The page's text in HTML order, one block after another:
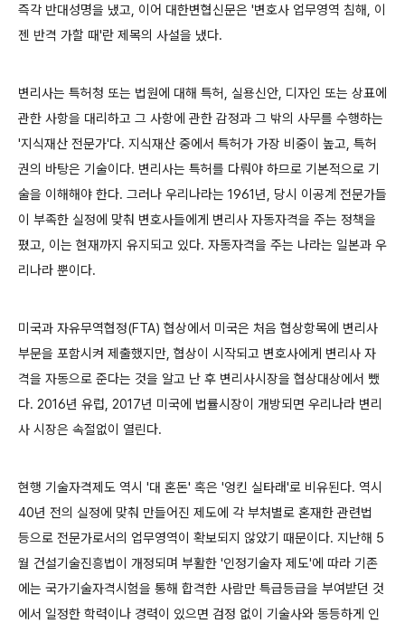
즉각 반대성명을 냈고, 이어 대한변협신문은 '변호사 업무영역 침해, 이
젠 반격 가할 때'란 제목의 사설을 냈다.
변리사는 특허청 또는 법원에 대해 특허, 실용신안, 디자인 또는 상표에
관한 사항을 대리하고 그 사항에 관한 감정과 그 밖의 사무를 수행하는
'지식재산 전문가'다. 지식재산 중에서 특허가 가장 비중이 높고, 특허
권의 바탕은 기술이다. 변리사는 특허를 다뤄야 하므로 기본적으로 기
술을 이해해야 한다. 그러나 우리나라는 1961년, 당시 이공계 전문가들
이 부족한 실정에 맞춰 변호사들에게 변리사 자동자격을 주는 정책을
폈고, 이는 현재까지 유지되고 있다. 자동자격을 주는 나라는 일본과 우
리나라 뿐이다.
미국과 자유무역협정(FTA) 협상에서 미국은 처음 협상항목에 변리사
부문을 포함시켜 제출했지만, 협상이 시작되고 변호사에게 변리사 자
격을 자동으로 준다는 것을 알고 난 후 변리사시장을 협상대상에서 뺐
다. 2016년 유럽, 2017년 미국에 법률시장이 개방되면 우리나라 변리
사 시장은 속절없이 열린다.
현행 기술자격제도 역시 '대 혼돈' 혹은 '엉킨 실타래'로 비유된다. 역시
40년 전의 실정에 맞춰 만들어진 제도에 각 부처별로 혼재한 관련법
등으로 전문가로서의 업무영역이 확보되지 않았기 때문이다. 지난해 5
월 건설기술진흥법이 개정되며 부활한 '인정기술자 제도'에 따라 기존
에는 국가기술자격시험을 통해 합격한 사람만 특급등급을 부여받던 것
에서 일정한 학력이나 경력이 있으면 검정 없이 기술사와 동등하게 인